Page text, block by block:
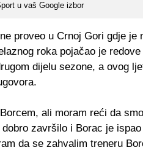
u vaš Google izbor
proveo u Crnoj Gori gdje je
roka pojačao je
dijelu sezone, a ovog
ali moram reći da
završilo i Borac je
da se zahvalim treneru